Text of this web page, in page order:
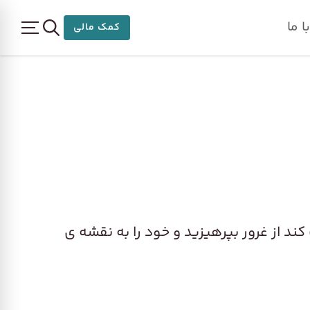
ما کمک مالی
از غرور بپرهیزید و خود را به نقشه‌ ی